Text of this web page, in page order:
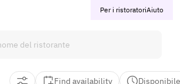
Per i ristoratoriAiuto
Find availability